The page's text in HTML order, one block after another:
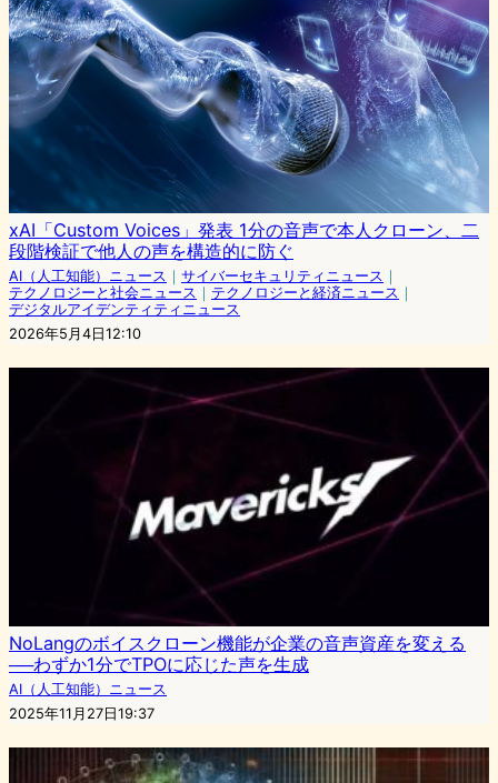
xAI「Custom Voices」発表 1分の音声で本人クローン、二
段階検証で他人の声を構造的に防ぐ
AI（人工知能）ニュース ｜ サイバーセキュリティニュース ｜
テクノロジーと社会ニュース ｜ テクノロジーと経済ニュース ｜
デジタルアイデンティティニュース
2026年5月4日12:10
NoLangのボイスクローン機能が企業の音声資産を変える
──わずか1分でTPOに応じた声を生成
AI（人工知能）ニュース
2025年11月27日19:37